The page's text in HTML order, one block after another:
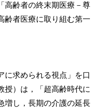
高齢者の終末期医療－尊
齢者医療に取り組む第一
求められる視点」を口
授）は，「超高齢時代に
増し，長期の介護の延長